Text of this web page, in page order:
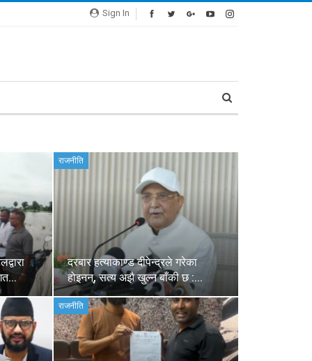
Sign In
राजनीति
दरबार हत्याकाण्ड दीपेन्द्रले गरेका
होइनन्, सत्य अझै खुल्न बाँकी छ :…
राजनीति